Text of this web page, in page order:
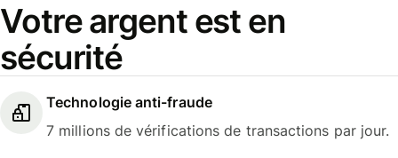
Votre argent est en
sécurité
Technologie anti-fraude
7 millions de vérifications de transactions par jour.